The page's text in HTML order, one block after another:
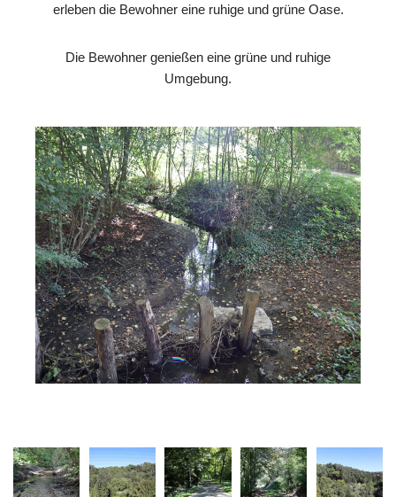
erleben die Bewohner eine ruhige und grüne Oase.
Die Bewohner genießen eine grüne und ruhige
Umgebung.